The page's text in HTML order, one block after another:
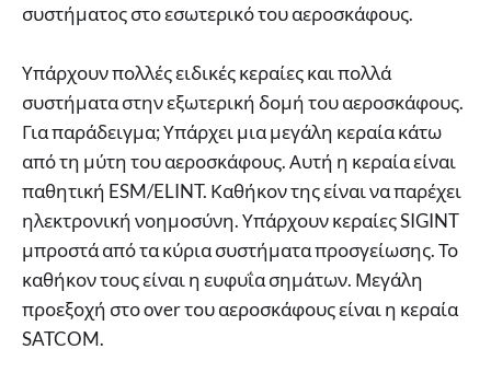
συστήματος στο εσωτερικό του αεροσκάφους.
Υπάρχουν πολλές ειδικές κεραίες και πολλά
συστήματα στην εξωτερική δομή του αεροσκάφους.
Για παράδειγμα; Υπάρχει μια μεγάλη κεραία κάτω
από τη μύτη του αεροσκάφους. Αυτή η κεραία είναι
παθητική ESM/ELINT. Καθήκον της είναι να παρέχει
ηλεκτρονική νοημοσύνη. Υπάρχουν κεραίες SIGINT
μπροστά από τα κύρια συστήματα προσγείωσης. Το
καθήκον τους είναι η ευφυΐα σημάτων. Μεγάλη
προεξοχή στο over του αεροσκάφους είναι η κεραία
SATCOM.